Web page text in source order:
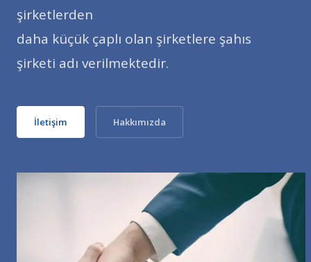
şirketlerden
daha küçük çaplı olan şirketlere şahıs
şirketi adı verilmektedir.
İletişim Hakkımızda